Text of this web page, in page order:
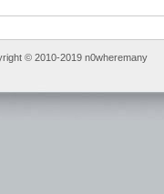
© 2010-2019 n0wheremany